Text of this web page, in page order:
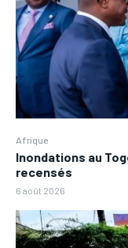
Afrique
Inondations au
recensés
6 août 2026